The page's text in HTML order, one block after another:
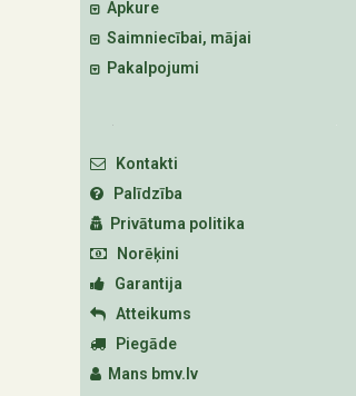
Apkure
Saimniecībai, mājai
Pakalpojumi
Kontakti
Palīdzība
Privātuma politika
Norēķini
Garantija
Atteikums
Piegāde
Mans bmv.lv